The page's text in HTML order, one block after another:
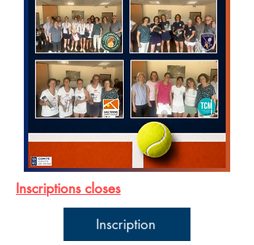
Inscriptions closes
Inscription